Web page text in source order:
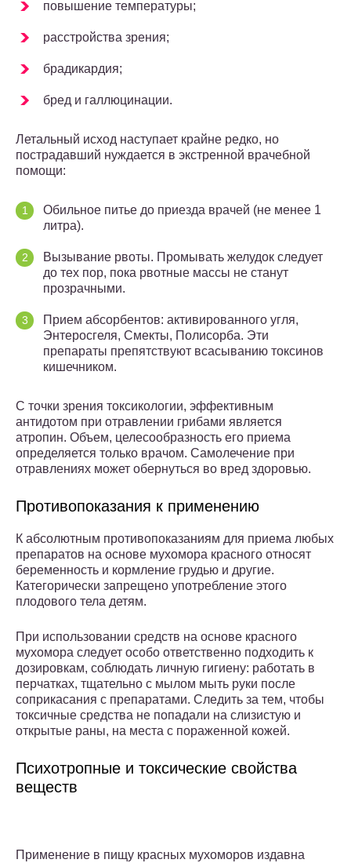
повышение температуры;
расстройства зрения;
брадикардия;
бред и галлюцинации.
Летальный исход наступает крайне редко, но
пострадавший нуждается в экстренной врачебной
помощи:
Обильное питье до приезда врачей (не менее 1
литра).
Вызывание рвоты. Промывать желудок следует
до тех пор, пока рвотные массы не станут
прозрачными.
Прием абсорбентов: активированного угля,
Энтеросгеля, Смекты, Полисорба. Эти
препараты препятствуют всасыванию токсинов
кишечником.
С точки зрения токсикологии, эффективным
антидотом при отравлении грибами является
атропин. Объем, целесообразность его приема
определяется только врачом. Самолечение при
отравлениях может обернуться во вред здоровью.
Противопоказания к применению
К абсолютным противопоказаниям для приема любых
препаратов на основе мухомора красного относят
беременность и кормление грудью и другие.
Категорически запрещено употребление этого
плодового тела детям.
При использовании средств на основе красного
мухомора следует особо ответственно подходить к
дозировкам, соблюдать личную гигиену: работать в
перчатках, тщательно с мылом мыть руки после
соприкасания с препаратами. Следить за тем, чтобы
токсичные средства не попадали на слизистую и
открытые раны, на места с пораженной кожей.
Психотропные и токсические свойства
веществ
Применение в пищу красных мухоморов издавна